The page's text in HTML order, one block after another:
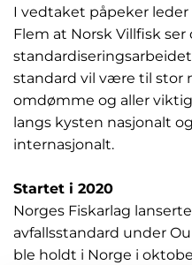
I vedtaket påpeker
Flem at Norsk Villfisk
standard vil være til stor
omdømme og aller
langs kysten nasjonalt
internasjonalt.
Startet i 2020
Norges Fiskarlag
avfallsstandard under
ble holdt i Norge i